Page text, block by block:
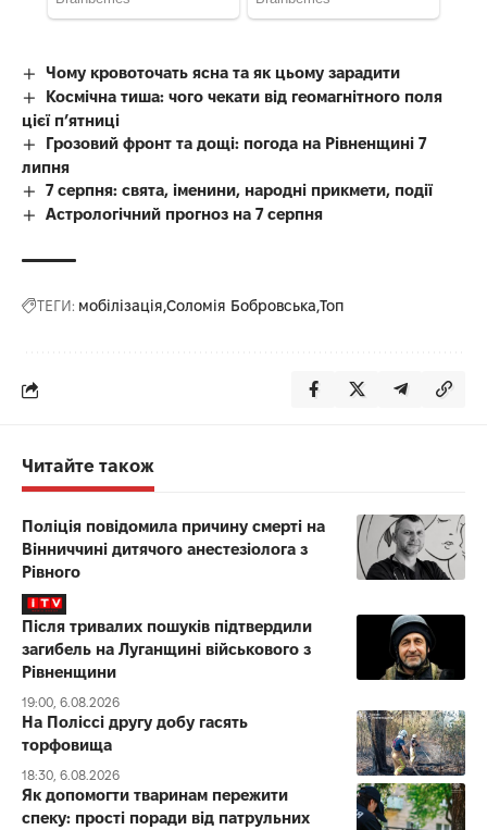
Чому кровоточать ясна та як цьому зарадити
Космічна тиша: чого чекати від геомагнітного поля
цієї п’ятниці
Грозовий фронт та дощі: погода на Рівненщині 7
липня
7 серпня: свята, іменини, народні прикмети, події
Астрологічний прогноз на 7 серпня
ТЕГИ: мобілізація Соломія Бобровська Топ
Читайте також
Поліція повідомила причину смерті на
Вінниччині дитячого анестезіолога з
Рівного
Після тривалих пошуків підтвердили
загибель на Луганщині військового з
Рівненщини
19:00, 6.08.2026
На Поліссі другу добу гасять
торфовища
18:30, 6.08.2026
Як допомогти тваринам пережити
спеку: прості поради від патрульних